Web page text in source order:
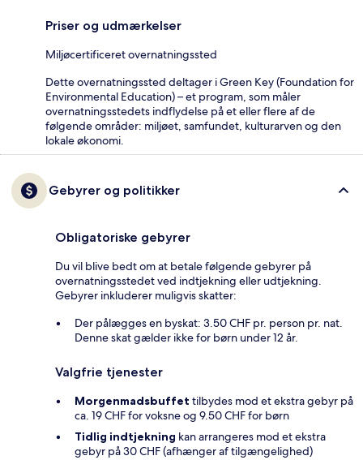
Priser og udmærkelser
Miljøcertificeret overnatningssted
Dette overnatningssted deltager i Green Key (Foundation for
Environmental Education) – et program, som måler
overnatningsstedets indflydelse på et eller flere af de
følgende områder: miljøet, samfundet, kulturarven og den
lokale økonomi.
Gebyrer og politikker
Obligatoriske gebyrer
Du vil blive bedt om at betale følgende gebyrer på
overnatningsstedet ved indtjekning eller udtjekning.
Gebyrer inkluderer muligvis skatter:
Der pålægges en byskat: 3.50 CHF pr. person pr. nat.
Denne skat gælder ikke for børn under 12 år.
Valgfrie tjenester
Morgenmadsbuffet tilbydes mod et ekstra gebyr på
ca. 19 CHF for voksne og 9.50 CHF for børn
Tidlig indtjekning kan arrangeres mod et ekstra
gebyr på 30 CHF (afhænger af tilgængelighed)